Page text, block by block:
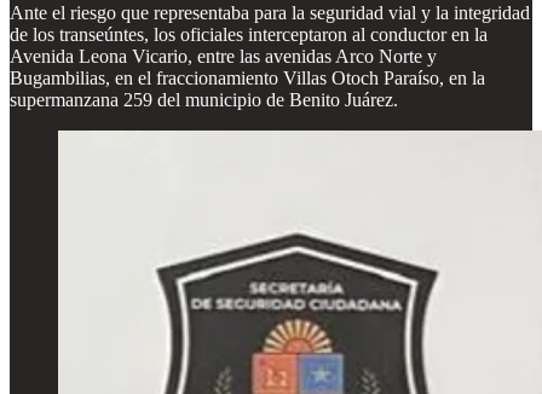
Ante el riesgo que representaba para la seguridad vial y la integridad
de los transeúntes, los oficiales interceptaron al conductor en la
Avenida Leona Vicario, entre las avenidas Arco Norte y
Bugambilias, en el fraccionamiento Villas Otoch Paraíso, en la
supermanzana 259 del municipio de Benito Juárez.